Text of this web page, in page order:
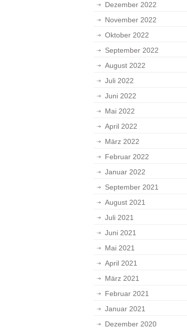
Dezember 2022
November 2022
Oktober 2022
September 2022
August 2022
Juli 2022
Juni 2022
Mai 2022
April 2022
März 2022
Februar 2022
Januar 2022
September 2021
August 2021
Juli 2021
Juni 2021
Mai 2021
April 2021
März 2021
Februar 2021
Januar 2021
Dezember 2020